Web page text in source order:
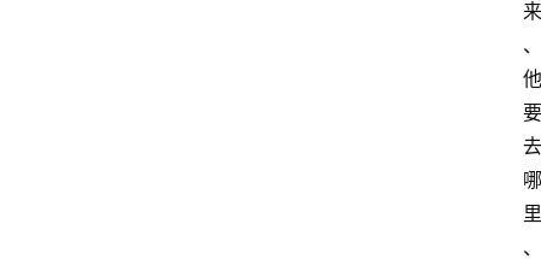
来
、
他
要
去
哪
里
、